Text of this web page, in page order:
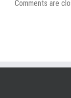
Comments are